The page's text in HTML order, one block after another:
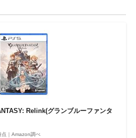
Relink(グランブルーファンタ
｜Amazon調べ